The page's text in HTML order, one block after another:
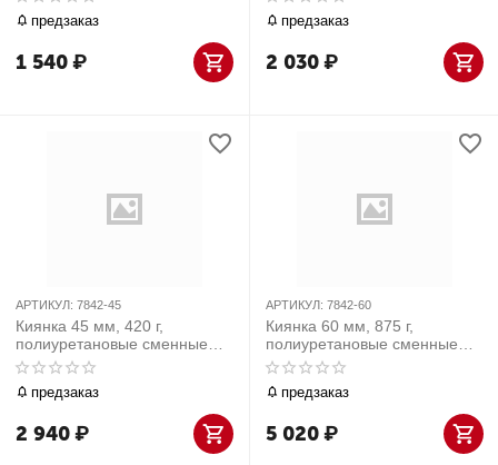
предзаказ
1 540₽
предзаказ
2 030₽
АРТИКУЛ: 7842-45
Киянка 45 мм, 420 г,
полиуретановые сменные
насадки
предзаказ
2 940₽
АРТИКУЛ: 7842-60
Киянка 60 мм, 875 г,
полиуретановые сменные
насадки
предзаказ
5 020₽